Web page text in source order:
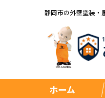
静岡市の外壁塗装・
ホーム